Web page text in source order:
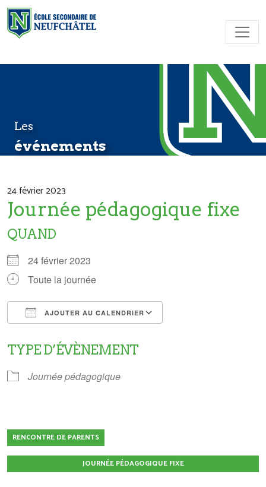
Skip to content
Les
événements
24 février 2023
Journée pédagogique fixe
QUAND
24 février 2023
Toute la journée
AJOUTER AU CALENDRIER
TYPE D’ÉVÈNEMENT
Journée pédagogique
RENCONTRE DE PARENTS
JOURNÉE PÉDAGOGIQUE FIXE